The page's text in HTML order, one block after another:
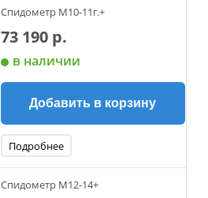
Спидометр М10-11г.+
73 190 р.
в наличии
Добавить в корзину
Подробнее
Спидометр М12-14+